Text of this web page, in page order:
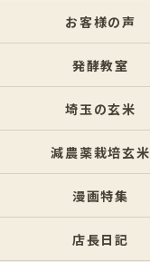
お客様の声
発酵教室
埼玉の玄米
減農薬栽培玄米
漫画特集
店長日記